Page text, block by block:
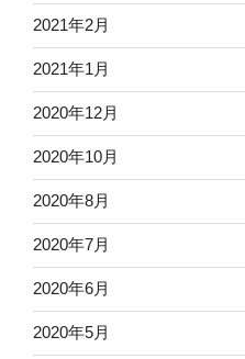
2021年2月
2021年1月
2020年12月
2020年10月
2020年8月
2020年7月
2020年6月
2020年5月